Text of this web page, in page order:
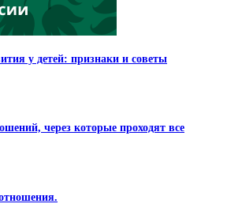
у детей: признаки и советы
через которые проходят все